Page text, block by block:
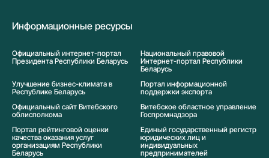
Информационные ресурсы
Официальный интернет-портал
Президента Республики Беларусь
Национальный правовой
Интернет-портал Республики
Беларусь
Улучшение бизнес-климата в
Республике Беларусь
Портал информационной
поддержки экспорта
Официальный сайт Витебского
облисполкома
Витебское областное управление
Госпромнадзора
Портал рейтинговой оценки
качества оказания услуг
организациям Республики
Беларусь
Единый государственный регистр
юридических лиц и
индивидуальных
предпринимателей